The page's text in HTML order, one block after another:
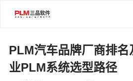
PLM汽车品牌厂商排
业PLM系统选型路径